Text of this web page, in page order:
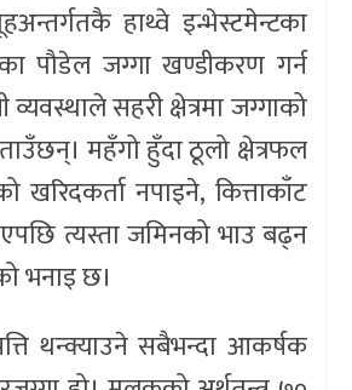
हाथ्वे इन्भेस्टमेन्टका
पौडेल जग्गा खण्डीकरण गर्न
सहरी क्षेत्रमा जग्गाको
महँगो हुँदा ठूलो क्षेत्रफल
खरिदकर्ता नपाइने, कित्ताकाँट
त्यस्ता जमिनको भाउ बढ्न
भनाइ छ।
थन्क्याउने सबैभन्दा आकर्षक